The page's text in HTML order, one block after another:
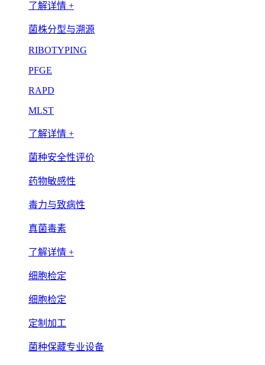
了解详情 +
菌株分型与溯源
RIBOTYPING
PFGE
RAPD
MLST
了解详情 +
菌种安全性评价
药物敏感性
毒力与致病性
真菌毒素
了解详情 +
细胞检定
细胞检定
定制加工
菌种保藏专业设备